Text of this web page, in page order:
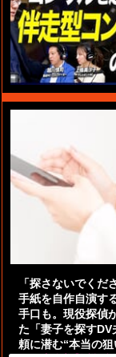
「探さないでくだ
手紙を自作自演す
手口も。現役探偵
た「妻子を探すDV
頼に潜む“本当の狙